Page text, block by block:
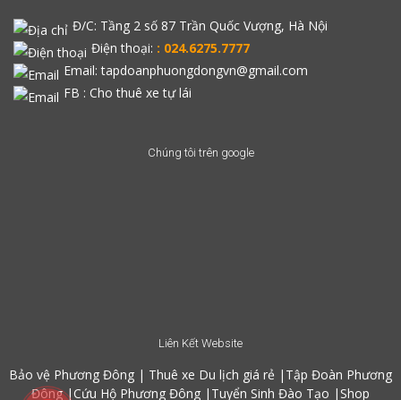
Đ/C: Tầng 2 số 87 Trần Quốc Vượng, Hà Nội
Điện thoại: : 024.6275.7777
Email: tapdoanphuongdongvn@gmail.com
FB : Cho thuê xe tự lái
Chúng tôi trên google
Liên Kết Website
Bảo vệ Phương Đông | Thuê xe Du lịch giá rẻ | Tập Đoàn Phương
Đông|Cứu Hộ Phương Đông | Tuyển Sinh Đào Tạo | Shop